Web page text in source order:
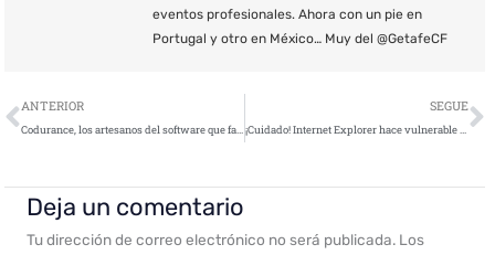
eventos profesionales. Ahora con un pie en
Portugal y otro en México… Muy del @GetafeCF
Ant
ANTERIOR
Codurance, los artesanos del software que facturaron 6 millones de euros en 2018
SEGUE
¡Cuidado! Internet Explorer hace vulnerable tu PC
Deja un comentario
Tu dirección de correo electrónico no será publicada. Los